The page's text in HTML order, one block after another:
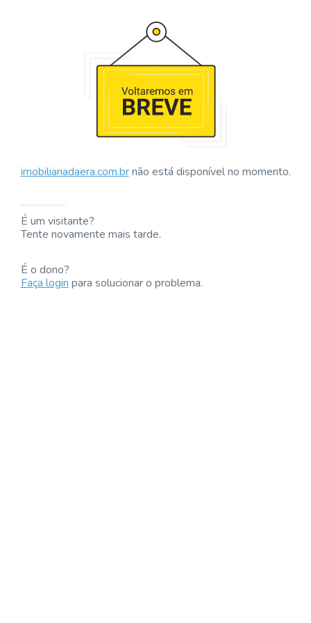
imobiliariadaera.com.brnão está disponível no momento.
É um visitante?
Tente novamente mais tarde.
É o dono?
Faça loginpara solucionar o problema.